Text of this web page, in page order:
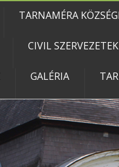
TARNAMÉRA
CIVIL SZERVEZETEK
GALÉRIA